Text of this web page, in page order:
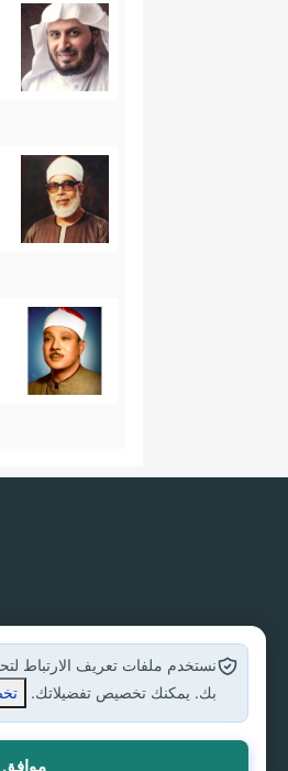
نستخدم ملفات تعريف الارتباط
بك. يمكنك تخصيص تفضيلاتك.
موافق